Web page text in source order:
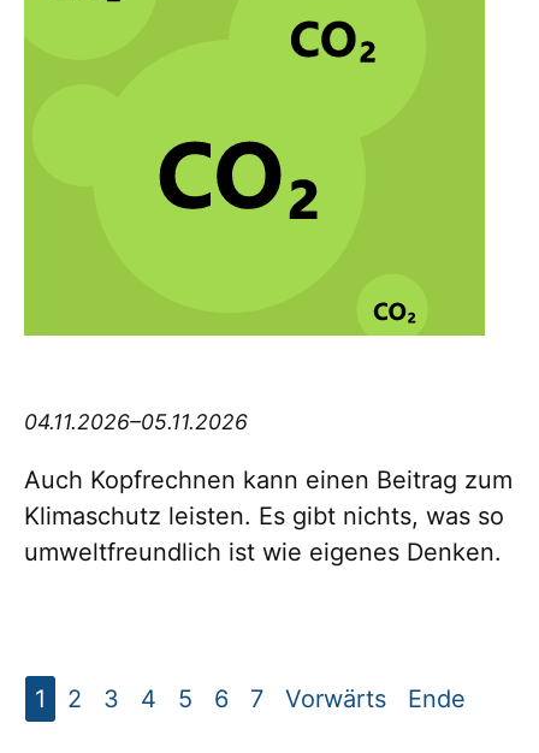
04.11.2026–05.11.2026
Auch Kopfrechnen kann einen Beitrag zum
Klimaschutz leisten. Es gibt nichts, was so
umweltfreundlich ist wie eigenes Denken.
1 2 3 4 5 6 7 Vorwärts Ende